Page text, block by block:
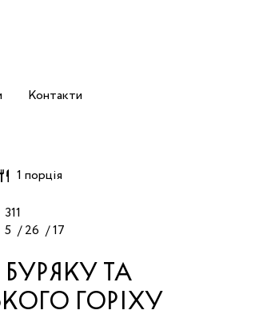
Контакти
1 порція
311
5 26 17
ТА
ГОРІХУ